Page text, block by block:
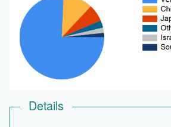
Details